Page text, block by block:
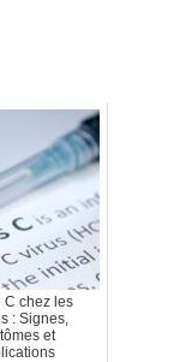
C chez les
: Signes,
et